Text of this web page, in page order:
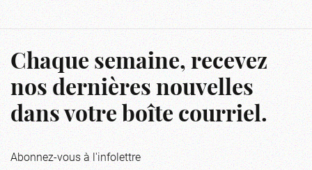
Chaque semaine, recevez
nos dernières nouvelles
dans votre boîte courriel.
Abonnez-vous à l'infolettre